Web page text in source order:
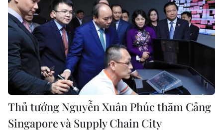
Thủ tướng Nguyễn Xuân Phúc thăm Cảng
Singapore và Supply Chain City